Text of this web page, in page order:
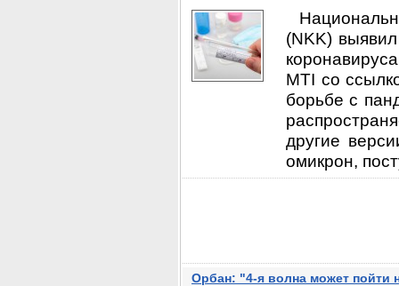
(NKK)
MTI со
борьбе с
другие
омикрон,
Орбан: "4-я волна может пойти